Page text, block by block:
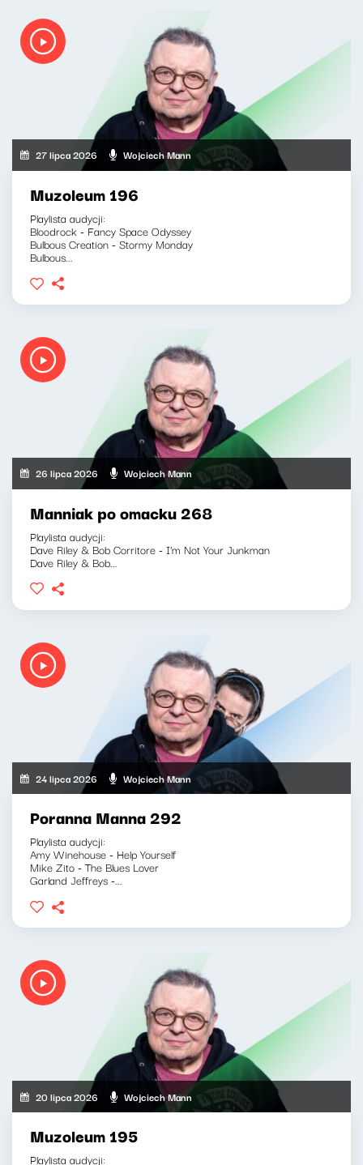
27 lipca 2026 Wojciech Mann
Muzoleum 196
Playlista audycji:
Bloodrock - Fancy Space Odyssey
Bulbous Creation - Stormy Monday
Bulbous...
26 lipca 2026 Wojciech Mann
Manniak po omacku 268
Playlista audycji:
Dave Riley & Bob Corritore - I'm Not Your Junkman
Dave Riley & Bob...
24 lipca 2026 Wojciech Mann
Poranna Manna 292
Playlista audycji:
Amy Winehouse - Help Yourself
Mike Zito - The Blues Lover
Garland Jeffreys -...
20 lipca 2026 Wojciech Mann
Muzoleum 195
Playlista audycji: